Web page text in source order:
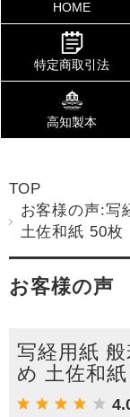
HOME
特定商取引法
高知製本
TOP
お客様の声:写
土佐和紙 50枚
お客様の声
写経用紙
め 土佐和